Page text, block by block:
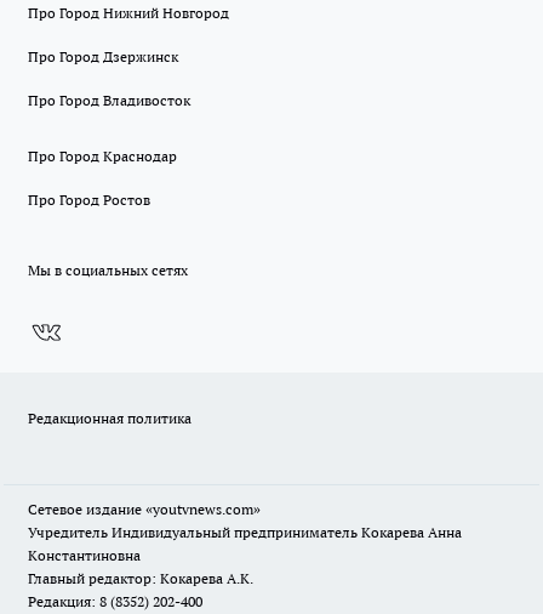
Про Город Нижний Новгород
Про Город Дзержинск
Про Город Владивосток
Про Город Краснодар
Про Город Ростов
Мы в социальных сетях
Редакционная политика
Сетевое издание «youtvnews.com»
Учредитель Индивидуальный предприниматель Кокарева Анна
Константиновна
Главный редактор: Кокарева А.К.
Редакция: 8 (8352) 202-400